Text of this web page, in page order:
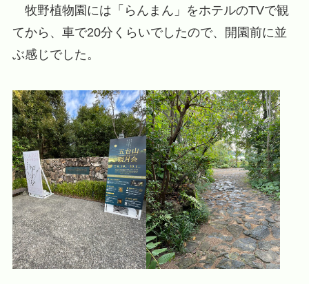
牧野植物園には「らんまん」をホテルのTVで観
てから、車で20分くらいでしたので、開園前に並
ぶ感じでした。